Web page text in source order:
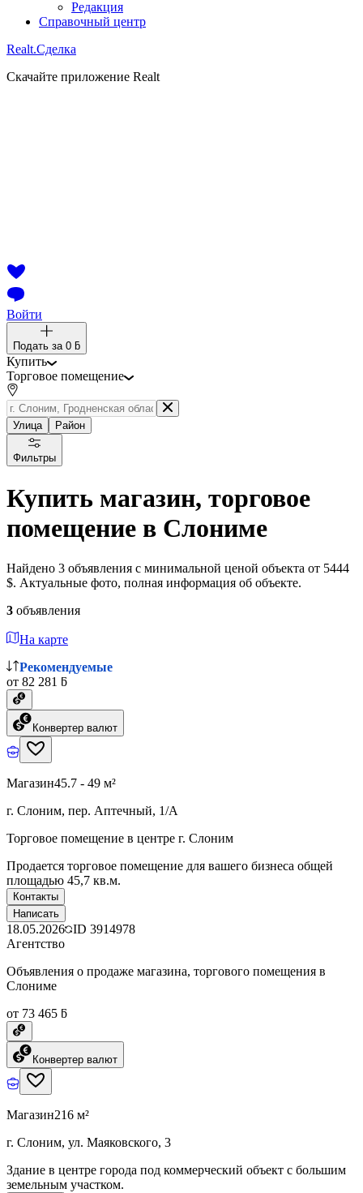
Редакция
Справочный центр
Realt.Сделка
Скачайте приложение Realt
Войти
Подать за 0 ƃ
Купить
Торговое помещение
Улица Район
Фильтры
Купить магазин, торговое
помещение в Слониме
Найдено 3 объявления с минимальной ценой объекта от 5444
$. Актуальные фото, полная информация об объекте.
3 объявления
На карте
Рекомендуемые
от 82 281 ƃ
Конвертер валют
Магазин45.7 - 49 м²
г. Слоним, пер. Аптечный, 1/А
Торговое помещение в центре г. Слоним
Продается торговое помещение для вашего бизнеса общей
площадью 45,7 кв.м.
Контакты
Написать
18.05.2026 ID 3914978
Агентство
Объявления о продаже магазина, торгового помещения в
Слониме
от 73 465 ƃ
Конвертер валют
Магазин216 м²
г. Слоним, ул. Маяковского, 3
Здание в центре города под коммерческий объект с большим
земельным участком.